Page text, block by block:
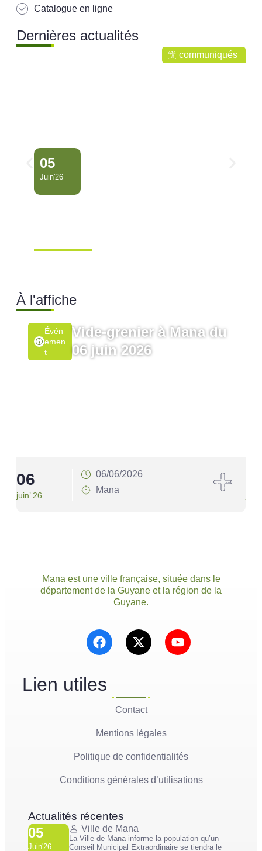
Catalogue en ligne
Dernières actualités
communiqués
05
Juin'26
À l'affiche
Évén
Emen
T
Vide-grenier à Mana du
06 juin 2026
06
juin’ 26
06/06/2026
Mana
Mana est une ville française, située dans le
département de la Guyane et la région de la
Guyane.
Lien utiles
Contact
Mentions légales
Politique de confidentialités
Conditions générales d’utilisations
Actualités récentes
05
Juin'26
Ville de Mana
La Ville de Mana informe la population qu’un
Conseil Municipal Extraordinaire se tiendra le